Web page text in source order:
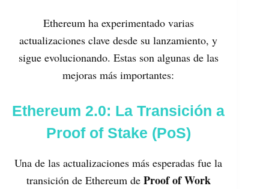
Ethereum ha experimentado varias
actualizaciones clave desde su lanzamiento, y
sigue evolucionando. Estas son algunas de las
mejoras más importantes:
Ethereum 2.0: La Transición a
Proof of Stake (PoS)
Una de las actualizaciones más esperadas fue la
transición de Ethereum de Proof of Work